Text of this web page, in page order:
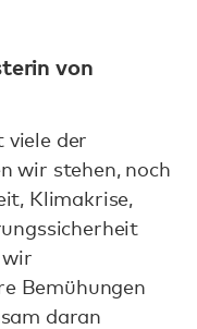
von
viele der
wir stehen, noch
Klimakrise,
wir
Bemühungen
daran